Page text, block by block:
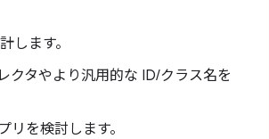
します。
クタやより汎用的な ID/クラス名を
を検討します。